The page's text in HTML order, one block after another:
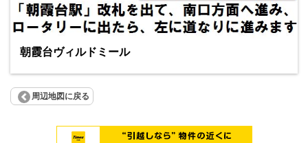
朝霞台ヴィルドミール
周辺地図に戻る